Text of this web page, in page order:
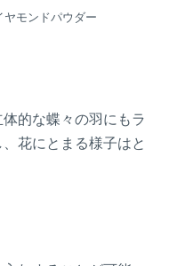
モンドパウダー
的な蝶々の羽にもラ
花にとまる様子はと